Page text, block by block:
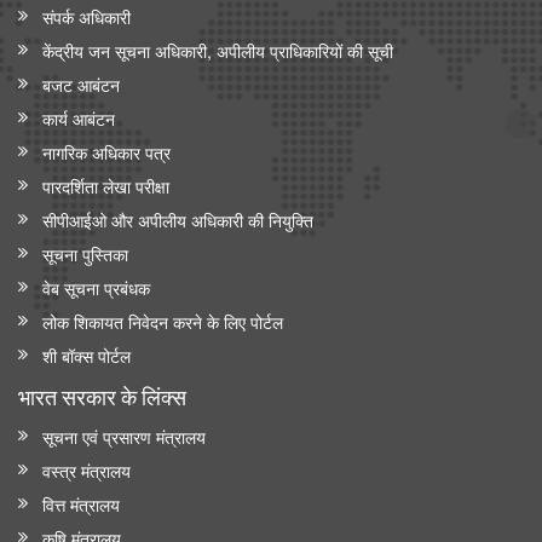
संपर्क अधिकारी
केंद्रीय जन सूचना अधिकारी, अपीलीय प्राधिकारियों की सूची
बजट आबंटन
कार्य आबंटन
नागरिक अधिकार पत्र
पारदर्शिता लेखा परीक्षा
सीपीआईओ और अपी‍लीय अधिकारी की नियुक्ति
सूचना पुस्तिका
वेब सूचना प्रबंधक
लोक शिकायत निवेदन करने के लिए पोर्टल
शी बॉक्स पोर्टल
भारत सरकार के लिंक्‍स
सूचना एवं प्रसारण मंत्रालय
वस्त्र मंत्रालय
वित्त मंत्रालय